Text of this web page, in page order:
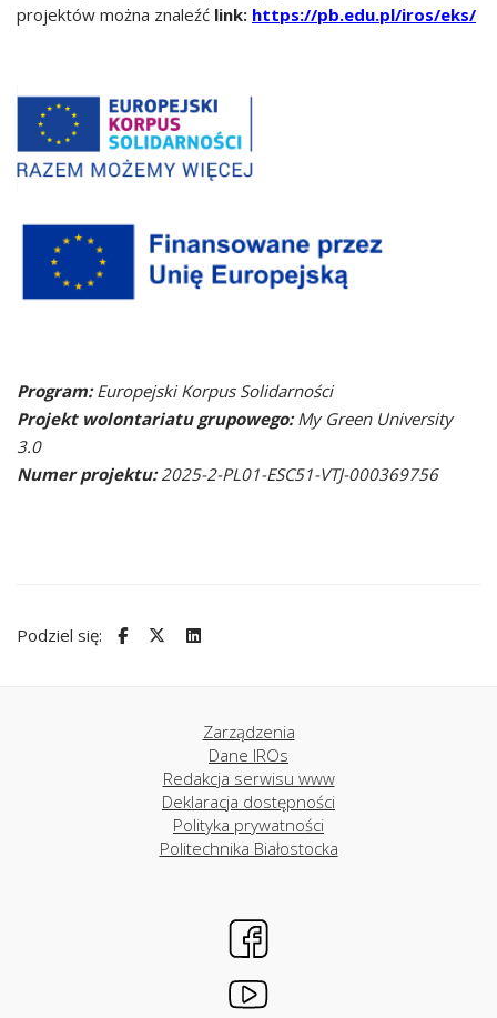
projektów można znaleźć link: https://pb.edu.pl/iros/eks/
Program:Europejski Korpus Solidarności
Projekt wolontariatu grupowego:My Green University
3.0
Numer projektu:2025-2-PL01-ESC51-VTJ-000369756
Podziel się:
Zarządzenia
Dane IROs
Redakcja serwisu www
Deklaracja dostępności
Polityka prywatności
Politechnika Białostocka